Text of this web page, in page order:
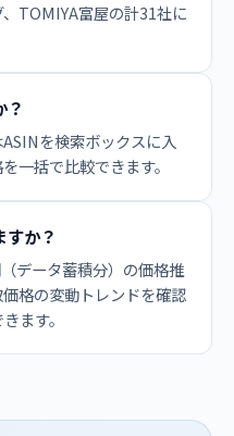
TOMIYA富屋の計31社に
？
を検索ボックスに入
一括で比較できます。
すか？
データ蓄積分）の価格推
格の変動トレンドを確認
ます。